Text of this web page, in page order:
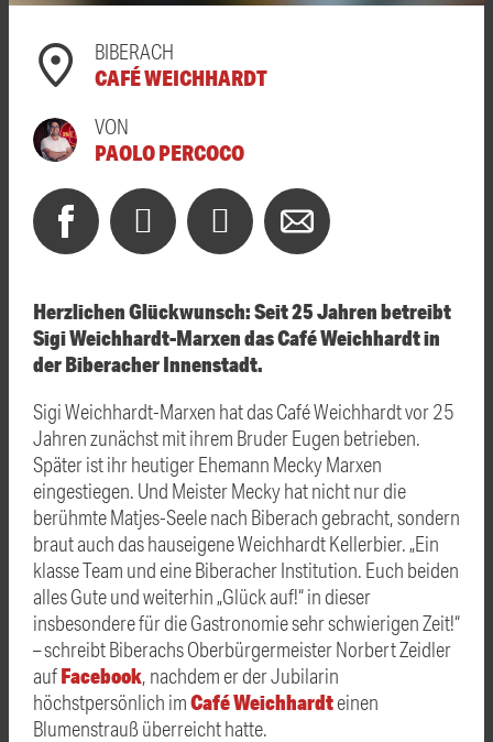
BIBERACH
CAFÉ WEICHHARDT
VON
PAOLO PERCOCO
Herzlichen Glückwunsch: Seit 25 Jahren betreibt
Sigi Weichhardt-Marxen das Café Weichhardt in
der Biberacher Innenstadt.
Sigi Weichhardt-Marxen hat das Café Weichhardt vor 25
Jahren zunächst mit ihrem Bruder Eugen betrieben.
Später ist ihr heutiger Ehemann Mecky Marxen
eingestiegen. Und Meister Mecky hat nicht nur die
berühmte Matjes-Seele nach Biberach gebracht, sondern
braut auch das hauseigene Weichhardt Kellerbier. „Ein
klasse Team und eine Biberacher Institution. Euch beiden
alles Gute und weiterhin „Glück auf!“ in dieser
insbesondere für die Gastronomie sehr schwierigen Zeit!“
– schreibt Biberachs Oberbürgermeister Norbert Zeidler
aufFacebook, nachdem er der Jubilarin
höchstpersönlich imCafé Weichhardteinen
Blumenstrauß überreicht hatte.